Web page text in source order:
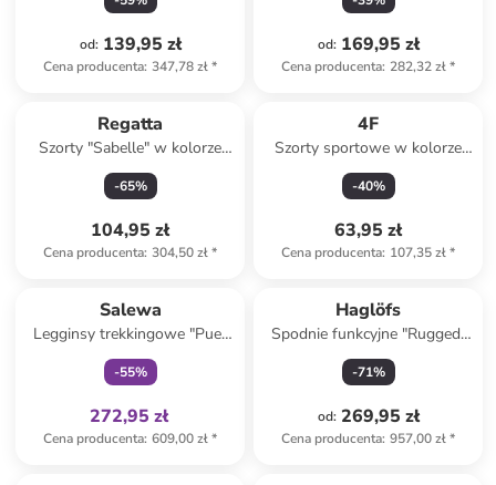
antracytowym
od: 139,95 zł
Cena producenta: 347,78 zł*
od: 169,95 zł
Cena producenta: 282,32 zł*
Regatta
Szorty "Sabelle" w kolorze
beżowym
-65%
104,95 zł
Cena producenta: 304,50 zł*
4F
Szorty sportowe w kolorze
czarnym
-40%
63,95 zł
Cena producenta: 107,35 zł*
Salewa
Legginsy trekkingowe "Puez
Hemp" w kolorze khaki
-55%
272,95 zł
Cena producenta: 609,00 zł*
Haglöfs
Spodnie funkcyjne "Rugged"
w kolorze czarnym
-71%
od: 269,95 zł
Cena producenta: 957,00 zł*